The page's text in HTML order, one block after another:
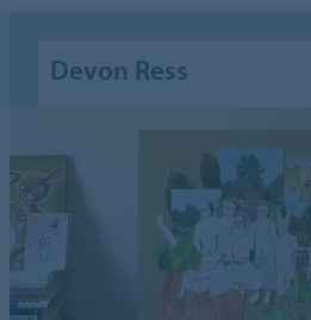
Devon Ress